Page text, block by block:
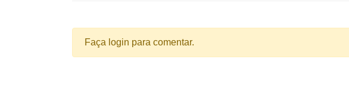
Faça login para comentar.